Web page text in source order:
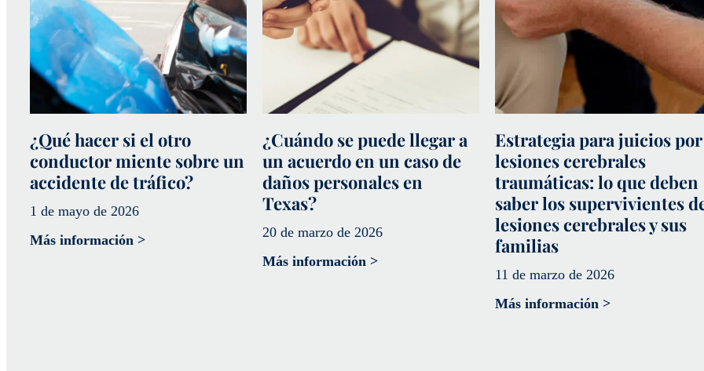
¿Qué hacer si el otro
conductor miente sobre un
accidente de tráfico?
1 de mayo de 2026
Más información >
¿Cuándo se puede llegar a
un acuerdo en un caso de
daños personales en
Texas?
20 de marzo de 2026
Más información >
Estrategia para juicios por
lesiones cerebrales
traumáticas: lo que deben
saber los supervivientes
lesiones cerebrales y sus
familias
11 de marzo de 2026
Más información >